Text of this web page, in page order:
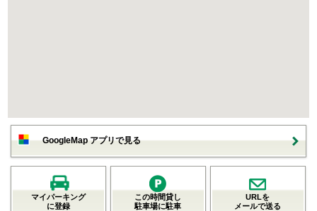
GoogleMap アプリで見る
マイパーキング
に登録
この時間貸し
駐車場に駐車
URLを
メールで送る